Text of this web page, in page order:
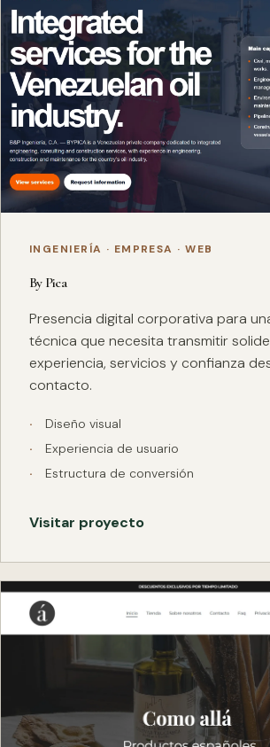
INGENIERÍA · EMPRESA · WEB
By Pica
Presencia digital corporativa para
técnica que necesita transmitir
experiencia, servicios y confianza
contacto.
Diseño visual
Experiencia de usuario
Estructura de conversión
Visitar proyecto